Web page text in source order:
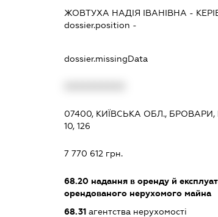
ЖОВТУХА НАДІЯ ІВАНІВНА -
dossier.position -
dossier.missingData
07400, КИЇВСЬКА ОБЛ.,
10, 126
7 770 612 грн.
68.20 надання в оренду й
орендованого нерухомого майна
68.31 агентства нерухомості